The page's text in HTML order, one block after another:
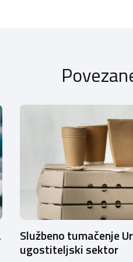
Službeno tumačenje
ugostiteljski sektor